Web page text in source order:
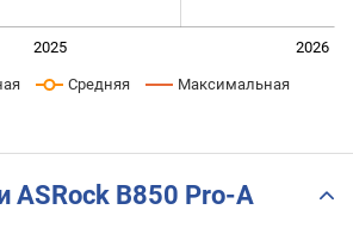
2025 2026
Средняя Максимальная
ASRock B850 Pro-A